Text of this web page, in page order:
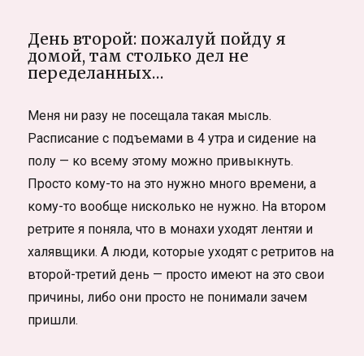
День второй: пожалуй пойду я
домой, там столько дел не
переделанных…
Меня ни разу не посещала такая мысль.
Расписание с подъемами в 4 утра и сидение на
полу — ко всему этому можно привыкнуть.
Просто кому-то на это нужно много времени, а
кому-то вообще нисколько не нужно. На втором
ретрите я поняла, что в монахи уходят лентяи и
халявщики. А люди, которые уходят с ретритов на
второй-третий день — просто имеют на это свои
причины, либо они просто не понимали зачем
пришли.